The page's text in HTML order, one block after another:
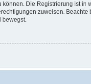
Die Registrierung ist
zuweisen.
bewegst.